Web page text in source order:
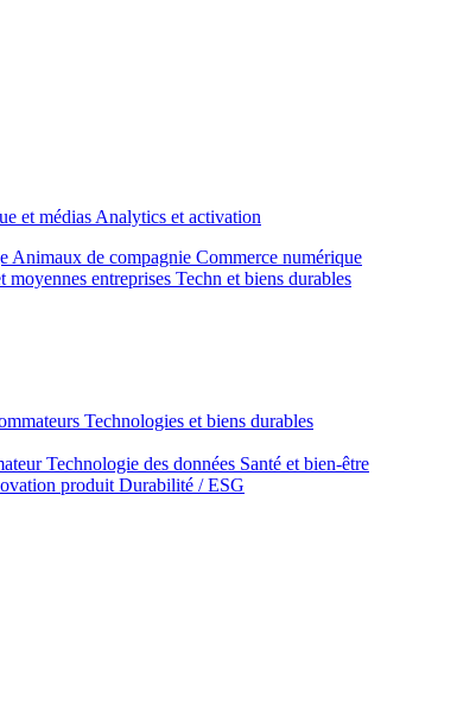
et médias Analytics et activation
Animaux de compagnie Commerce numérique
moyennes entreprises Techn et biens durables
Technologies et biens durables
Technologie des données Santé et bien‑être
produit Durabilité / ESG